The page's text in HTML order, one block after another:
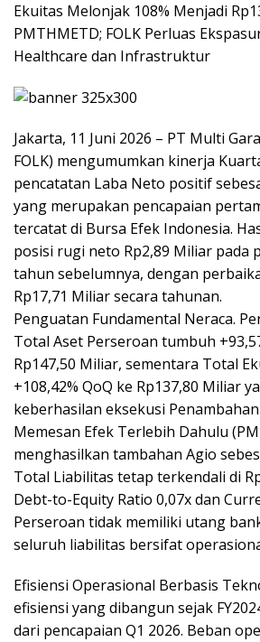
Ekuitas Melonjak 108% Menjadi
PMTHMETD; FOLK Perluas
Healthcare dan Infrastruktur
Jakarta, 11 Juni 2026 – PT Multi
FOLK) mengumumkan kinerja
pencatatan Laba Neto positif
yang merupakan pencapaian
tercatat di Bursa Efek Indonesia.
posisi rugi neto Rp2,89 Miliar pada
tahun sebelumnya, dengan
Rp17,71 Miliar secara tahunan.
Penguatan Fundamental Neraca.
Total Aset Perseroan tumbuh
Rp147,50 Miliar, sementara Total
+108,42% QoQ ke Rp137,80 Miliar
keberhasilan eksekusi
Memesan Efek Terlebih Dahulu
menghasilkan tambahan Agio
Total Liabilitas tetap terkendali di
Debt-to-Equity Ratio 0,07x dan
Perseroan tidak memiliki utang
seluruh liabilitas bersifat
Efisiensi Operasional Berbasis
efisiensi yang dibangun sejak
dari pencapaian Q1 2026. Beban